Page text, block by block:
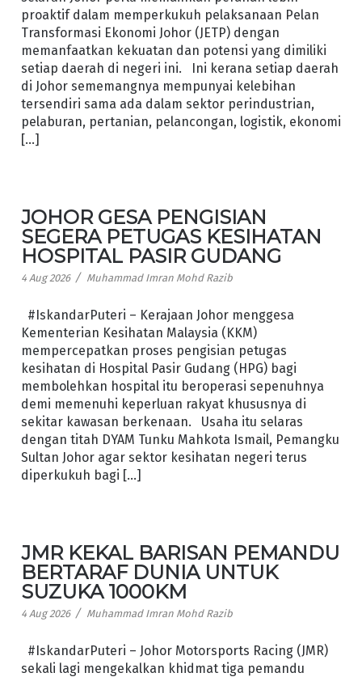
proaktif dalam memperkukuh pelaksanaan Pelan
Transformasi Ekonomi Johor (JETP) dengan
memanfaatkan kekuatan dan potensi yang dimiliki
setiap daerah di negeri ini. Ini kerana setiap daerah
di Johor sememangnya mempunyai kelebihan
tersendiri sama ada dalam sektor perindustrian,
pelaburan, pertanian, pelancongan, logistik, ekonomi
[…]
JOHOR GESA PENGISIAN
SEGERA PETUGAS KESIHATAN
HOSPITAL PASIR GUDANG
4 Aug 2026 / Muhammad Imran Mohd Razib
#IskandarPuteri – Kerajaan Johor menggesa
Kementerian Kesihatan Malaysia (KKM)
mempercepatkan proses pengisian petugas
kesihatan di Hospital Pasir Gudang (HPG) bagi
membolehkan hospital itu beroperasi sepenuhnya
demi memenuhi keperluan rakyat khususnya di
sekitar kawasan berkenaan. Usaha itu selaras
dengan titah DYAM Tunku Mahkota Ismail, Pemangku
Sultan Johor agar sektor kesihatan negeri terus
diperkukuh bagi […]
JMR KEKAL BARISAN PEMANDU
BERTARAF DUNIA UNTUK
SUZUKA 1000KM
4 Aug 2026 / Muhammad Imran Mohd Razib
#IskandarPuteri – Johor Motorsports Racing (JMR)
sekali lagi mengekalkan khidmat tiga pemandu